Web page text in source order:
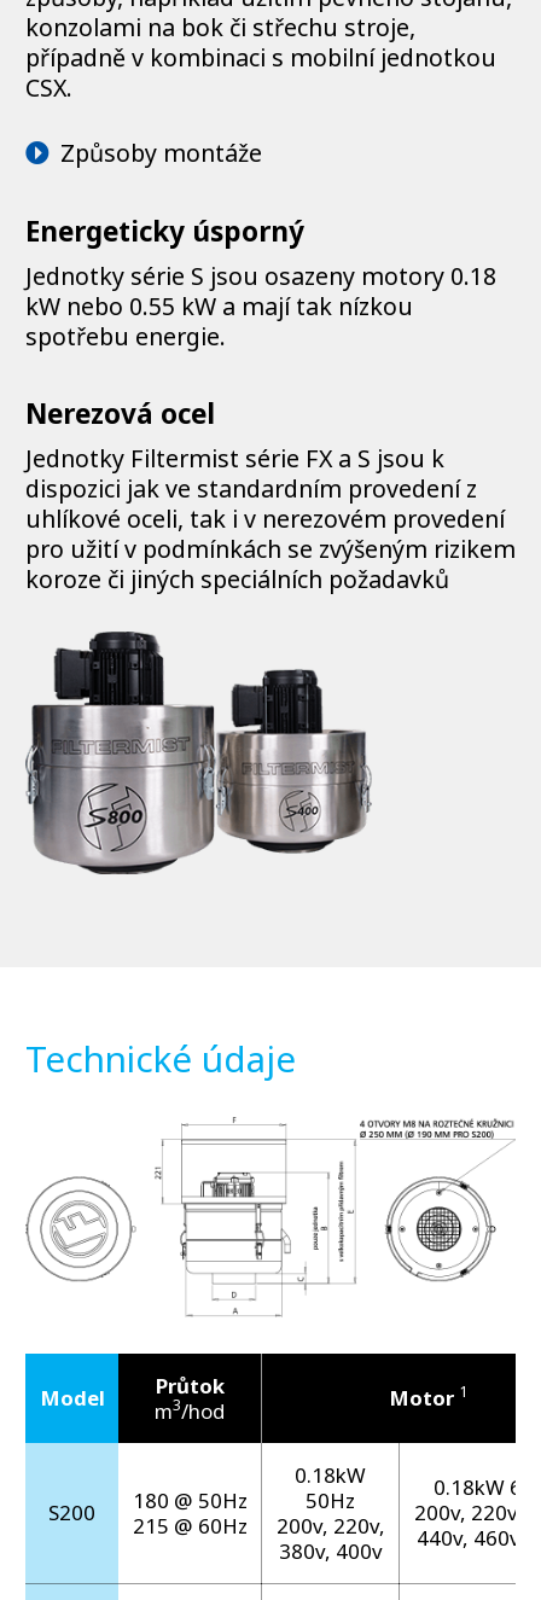
konzolami na bok či střechu stroje,
případně v kombinaci s mobilní jednotkou
CSX.
Způsoby montáže
Energeticky úsporný
Jednotky série S jsou osazeny motory 0.18
kW nebo 0.55 kW a mají tak nízkou
spotřebu energie.
Nerezová ocel
Jednotky Filtermist série FX a S jsou k
dispozici jak ve standardním provedení z
uhlíkové oceli, tak i v nerezovém provedení
pro užití v podmínkách se zvýšeným rizikem
koroze či jiných speciálních požadavků
Technické údaje
Model
Průtok
m3/hod Motor 1
S200
180 @ 50Hz
215 @ 60Hz
0.18kW
50Hz
200v, 220v,
380v, 400v
0.18kW
200v, 220v,
440v, 460v,